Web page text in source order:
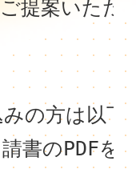
ただく内
の方は以下
のPDFを